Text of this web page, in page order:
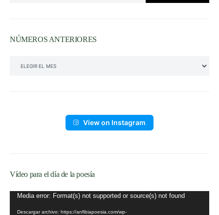
NÚMEROS ANTERIORES
View on Instagram
Vídeo para el día de la poesía
Reproductor
Media error: Format(s) not supported or source(s) not found
Descargar archivo: https://anfibiapoesia.com/wp-